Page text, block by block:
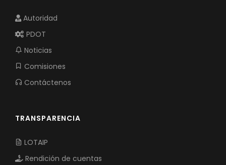
Autoridad
PDOT
Noticias
Comisiones
Contáctenos
TRANSPARENCIA
LOTAIP
Rendición de cuentas